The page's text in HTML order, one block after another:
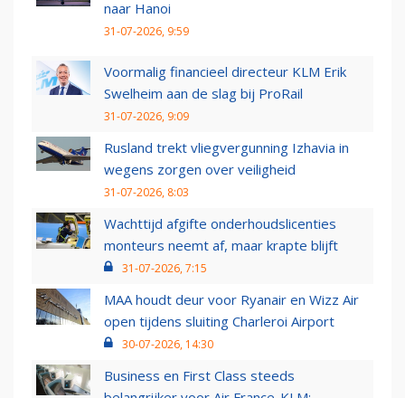
naar Hanoi
31-07-2026, 9:59
Voormalig financieel directeur KLM Erik
Swelheim aan de slag bij ProRail
31-07-2026, 9:09
Rusland trekt vliegvergunning Izhavia in
wegens zorgen over veiligheid
31-07-2026, 8:03
Wachttijd afgifte onderhoudslicenties
monteurs neemt af, maar krapte blijft
31-07-2026, 7:15
MAA houdt deur voor Ryanair en Wizz Air
open tijdens sluiting Charleroi Airport
30-07-2026, 14:30
Business en First Class steeds